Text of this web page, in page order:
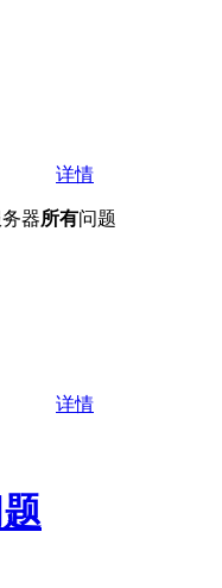
详情
务器所有问题
详情